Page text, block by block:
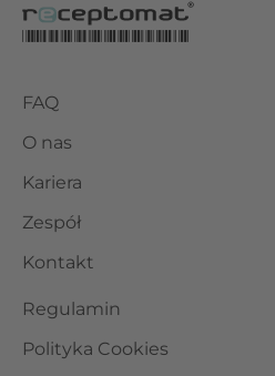
FAQ
O nas
Kariera
Zespół
Kontakt
Regulamin
Polityka Cookies